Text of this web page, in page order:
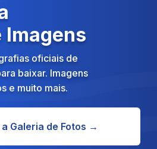
Imagens
oficiais de
baixar. Imagens
e muito mais.
Galeria de Fotos →